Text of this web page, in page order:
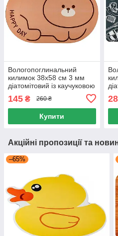
Вологопоглинальний
килимок 38x58 см 3 мм
діатомітовий із каучуковою
ванної Різні кольори 38x58
см
145 ₴ 260 ₴
Купити
Акційні пропозиції та
–65%